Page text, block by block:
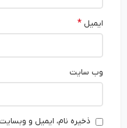
ایمیل*
وب‌ سایت
ذخیره نام، ایمیل و وبسایت من